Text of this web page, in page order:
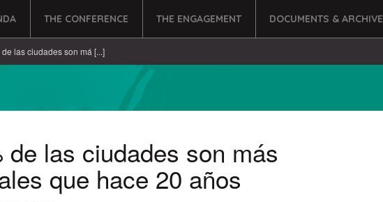
THE CONFERENCE THE ENGAGEMENT DOCUMENTS & ARCHIVE
de las ciudades son má [...]
de las ciudades son más
que hace 20 años